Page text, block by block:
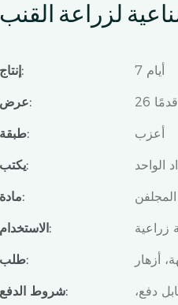
لزراعة القنب
إنتاج: 7 أيام
عرض: 26 قدمًا
طبقة: أعزب
يكتب: الواحد
مادة: المجلفن
الاستخدام: زراعية
طلب: أزهار
شروط الدفع:
دفع،